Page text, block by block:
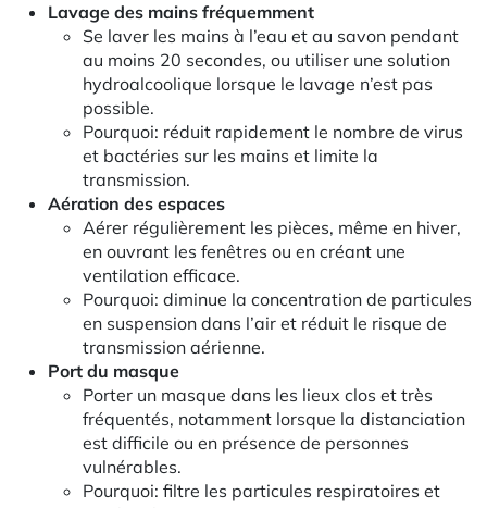
Lavage des mains fréquemment
Se laver les mains à l’eau et au savon pendant
au moins 20 secondes, ou utiliser une solution
hydroalcoolique lorsque le lavage n’est pas
possible.
Pourquoi: réduit rapidement le nombre de virus
et bactéries sur les mains et limite la
transmission.
Aération des espaces
Aérer régulièrement les pièces, même en hiver,
en ouvrant les fenêtres ou en créant une
ventilation efficace.
Pourquoi: diminue la concentration de particules
en suspension dans l’air et réduit le risque de
transmission aérienne.
Port du masque
Porter un masque dans les lieux clos et très
fréquentés, notamment lorsque la distanciation
est difficile ou en présence de personnes
vulnérables.
Pourquoi: filtre les particules respiratoires et